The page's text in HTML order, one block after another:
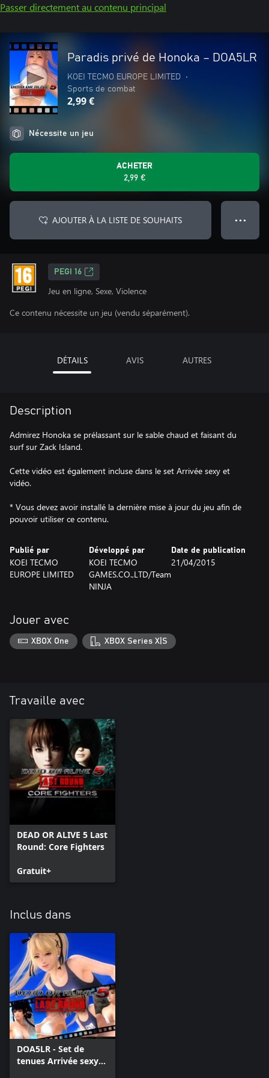
Passer directement au contenu principal
Paradis privé de Honoka – DOA5LR
KOEI TECMO EUROPE LIMITED
•
Sports de combat
2,99 €
Nécessite un jeu
ACHETER
2,99 €
AJOUTER À LA LISTE DE SOUHAITS ● ● ●
PEGI 16
Jeu en ligne, Sexe, Violence
Ce contenu nécessite un jeu (vendu séparément).
DÉTAILS AVIS AUTRES
Description
Admirez Honoka se prélassant sur le sable chaud et faisant du
surf sur Zack Island.
Cette vidéo est également incluse dans le set Arrivée sexy et
vidéo.
* Vous devez avoir installé la dernière mise à jour du jeu afin de
pouvoir utiliser ce contenu.
Publié par
KOEI TECMO
EUROPE LIMITED
Développé par
KOEI TECMO
GAMES.CO.,LTD/Team
NINJA
Date de publication
21/04/2015
Jouer avec
XBOX One XBOX Series X|S
Travaille avec
DEAD OR ALIVE 5 Last
Round: Core Fighters
Gratuit+
Inclus dans
DOA5LR - Set de
tenues Arrivée sexy